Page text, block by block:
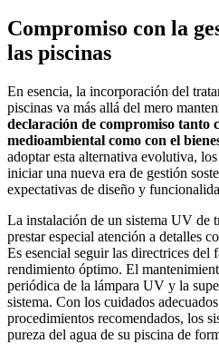
Compromiso con la
las piscinas
En esencia, la incorporación del
piscinas va más allá del mero
declaración de compromiso tanto
medioambiental como con el
adoptar esta alternativa evolutiva,
iniciar una nueva era de gestión
expectativas de diseño y
La instalación de un sistema UV de
prestar especial atención a detalles
Es esencial seguir las directrices del
rendimiento óptimo. El
periódica de la lámpara UV y la
sistema. Con los cuidados
procedimientos recomendados, los
pureza del agua de su piscina de